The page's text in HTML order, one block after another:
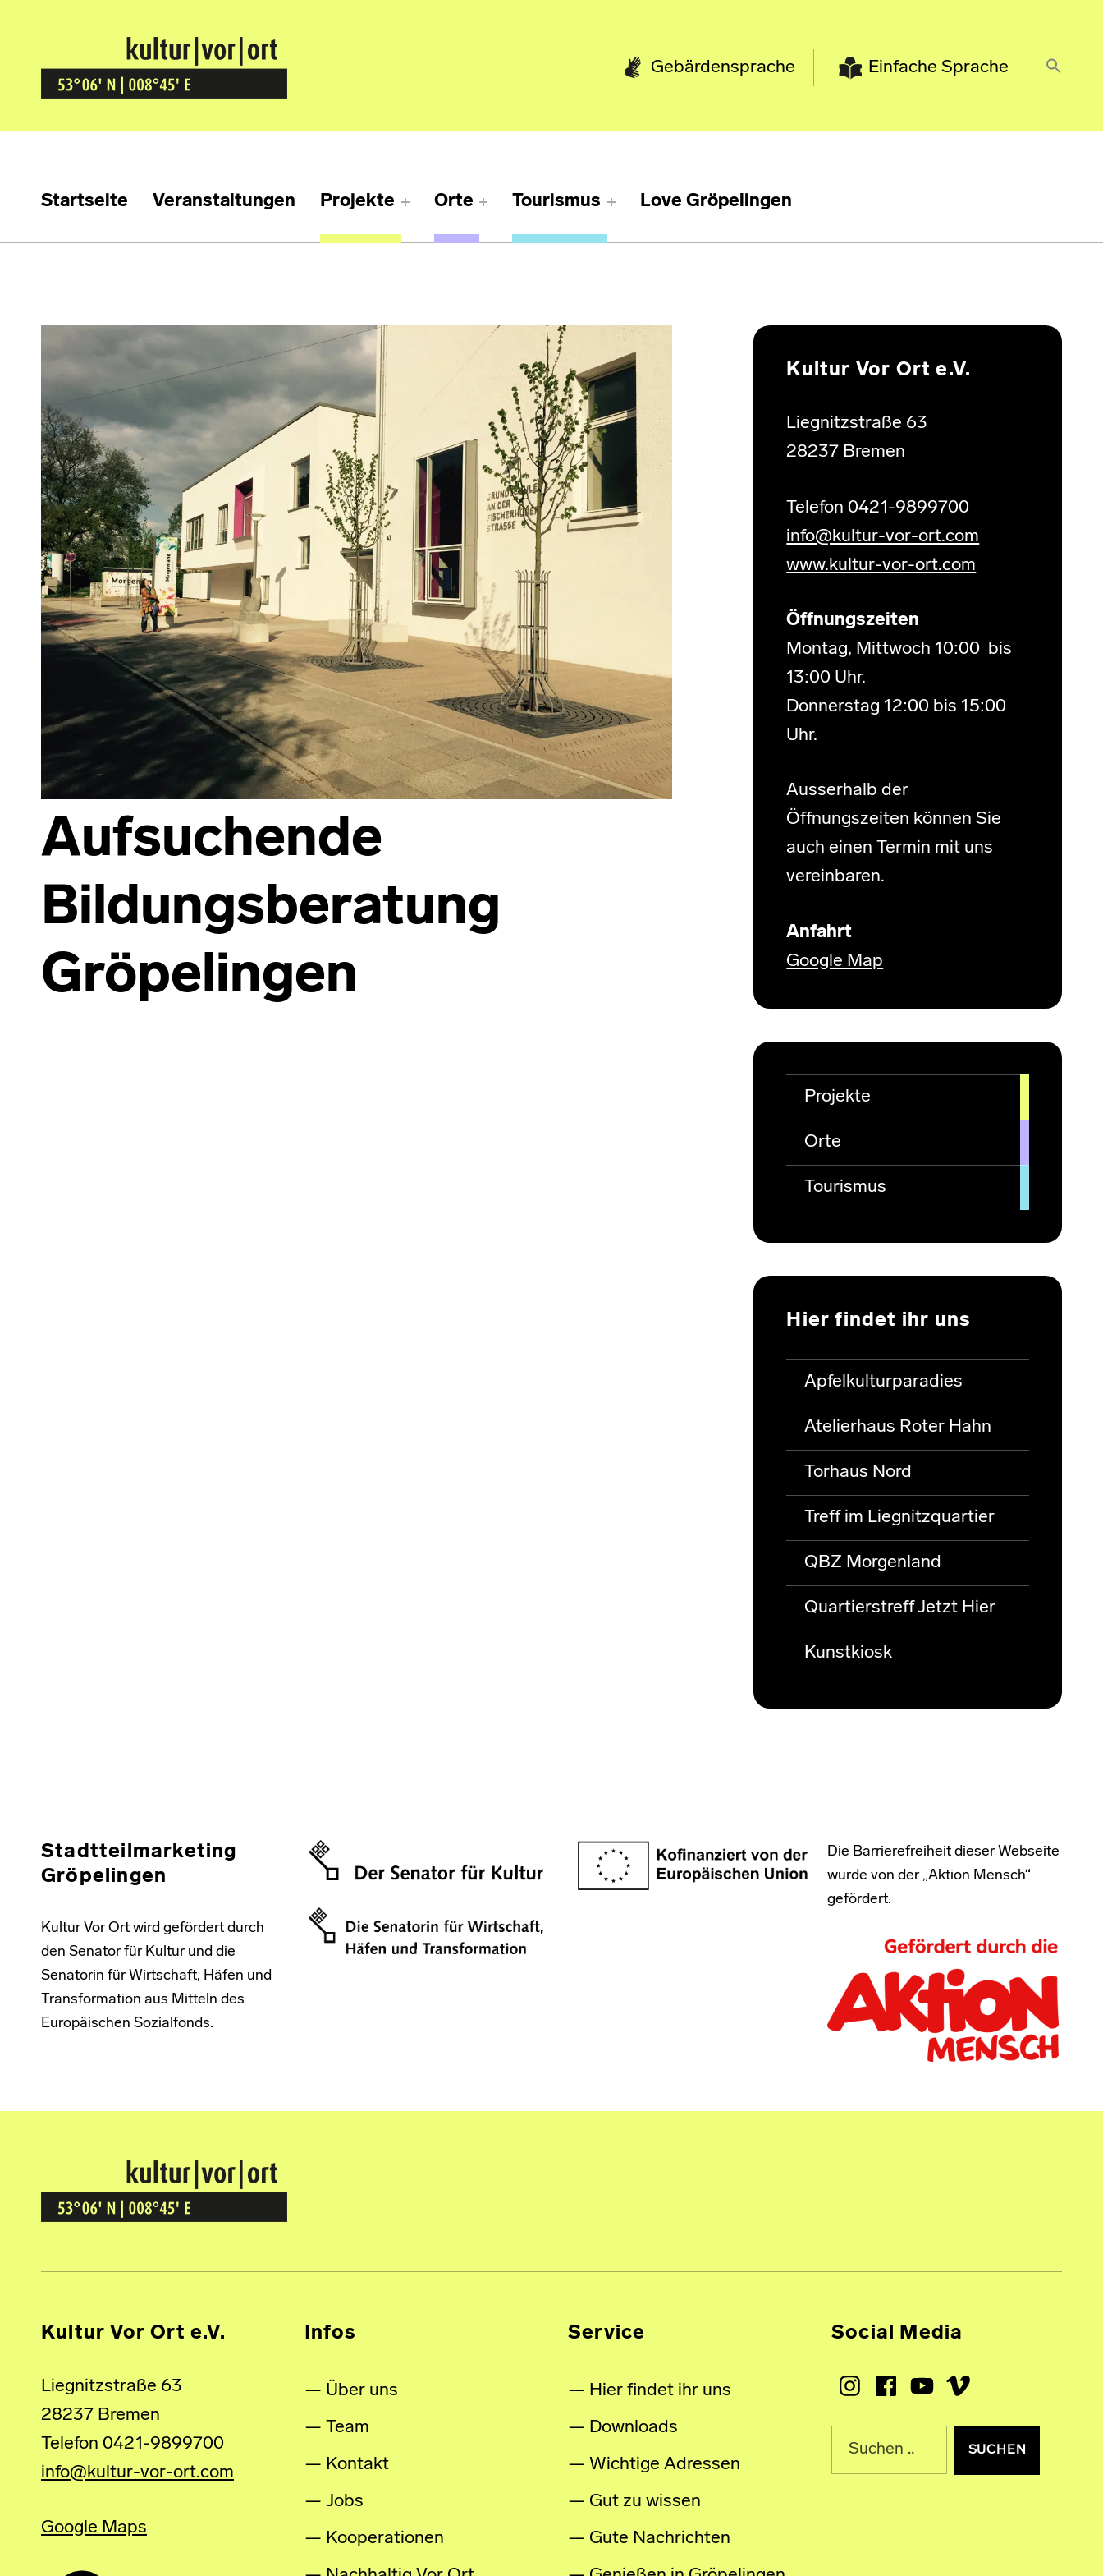
Kultur Vor Ort
BREMEN GRÖPELINGEN Gebärdensprache Einfache Sprache
Startseite Veranstaltungen Projekte Orte Tourismus Love Gröpelingen
Aufsuchende
Bildungsberatung
Gröpelingen
Kultur Vor Ort e.V.
Liegnitzstraße 63
28237 Bremen
Telefon 0421-9899700
info@kultur-vor-ort.com
www.kultur-vor-ort.com
Öffnungszeiten
Montag, Mittwoch 10:00 bis
13:00 Uhr.
Donnerstag 12:00 bis 15:00
Uhr.
Ausserhalb der
Öffnungszeiten können Sie
auch einen Termin mit uns
vereinbaren.
Anfahrt
Google Map
Projekte
Orte
Tourismus
Hier findet ihr uns
Apfelkulturparadies
Atelierhaus Roter Hahn
Torhaus Nord
Treff im Liegnitzquartier
QBZ Morgenland
Quartierstreff Jetzt Hier
Kunstkiosk
Stadtteilmarketing
Gröpelingen
Kultur Vor Ort wird gefördert durch
den Senator für Kultur und die
Senatorin für Wirtschaft, Häfen und
Transformation aus Mitteln des
Europäischen Sozialfonds.
Die Barrierefreiheit dieser Webseite
wurde von der „Aktion Mensch“
gefördert.
Kultur Vor Ort
BREMEN GRÖPELINGEN
Kultur Vor Ort e.V.
Liegnitzstraße 63
28237 Bremen
Telefon 0421-9899700
info@kultur-vor-ort.com
Google Maps
Infos
Über uns
Team
Kontakt
Jobs
Kooperationen
Service
Hier findet ihr uns
Downloads
Wichtige Adressen
Gut zu wissen
Gute Nachrichten
Social Media
InstagramFacebookYoutubeVimeo
Suche nach: